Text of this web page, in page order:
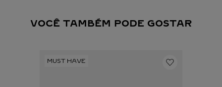
VOCÊ TAMBÉM PODE GOSTAR